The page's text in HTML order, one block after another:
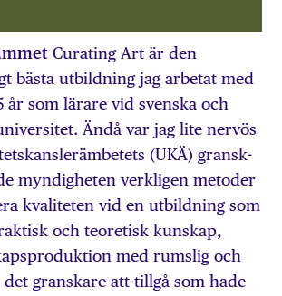
Curating Art är den
bästa utbildning jag ar­betat med
år som lärare vid svenska och
Ändå var jag lite nervös
(UKÄ) gransk­
myndigheten verkligen metoder
kvaliteten vid en utbildning som
och teoretisk kunskap,
med rumslig och
det granskare att tillgå som hade